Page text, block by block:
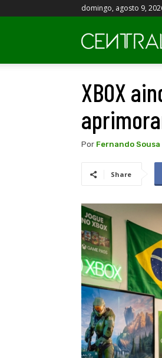
domingo, agosto 9,
XBOX
Por Fernando Sousa
Share